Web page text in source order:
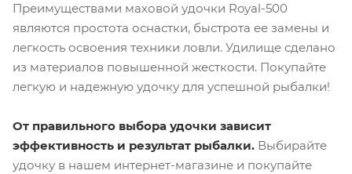
Преимуществами маховой удочки Royal-500
являются простота оснастки, быстрота ее замены и
легкость освоения техники ловли. Удилище сделано
из материалов повышенной жесткости. Покупайте
легкую и надежную удочку для успешной рыбалки!
От правильного выбора удочки зависит
эффективность и результат рыбалки. Выбирайте
удочку в нашем интернет-магазине и покупайте